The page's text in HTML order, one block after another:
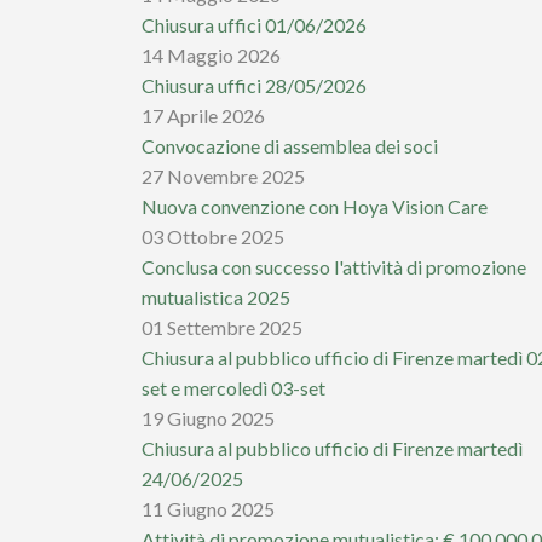
Chiusura uffici 01/06/2026
14 Maggio 2026
Chiusura uffici 28/05/2026
17 Aprile 2026
Convocazione di assemblea dei soci
27 Novembre 2025
Nuova convenzione con Hoya Vision Care
03 Ottobre 2025
Conclusa con successo l'attività di promozione
mutualistica 2025
01 Settembre 2025
Chiusura al pubblico ufficio di Firenze martedì
set e mercoledì 03-set
19 Giugno 2025
Chiusura al pubblico ufficio di Firenze martedì
24/06/2025
11 Giugno 2025